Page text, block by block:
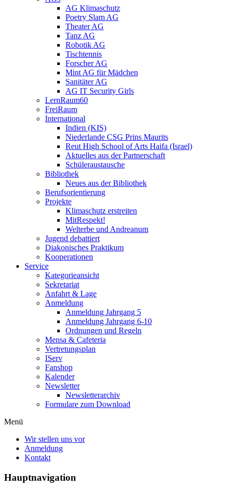
AG Klimaschutz
Poetry Slam AG
Theater AG
Tanz AG
Robotik AG
Tischtennis
Forscher AG
Mint AG für Mädchen
Sanitäter AG
AG IT Security Girls
LernRaum60
FreiRaum
International
Indien (KIS)
Niederlande CSG Prins Maurits
Reut High School of Arts Haifa (Israel)
Aktuelles aus der Partnerschaft
Schüleraustausche
Bibliothek
Neues aus der Bibliothek
Berufsorientierung
Projekte
Klimaschutz erstreiten
MitRespekt!
Welterbe und Andreanum
Jugend debattiert
Diakonisches Praktikum
Kooperationen
Service
Kategorieansicht
Sekretariat
Anfahrt & Lage
Anmeldung
Anmeldung Jahrgang 5
Anmeldung Jahrgang 6-10
Ordnungen und Regeln
Mensa & Cafeteria
Vertretungsplan
IServ
Fanshop
Kalender
Newsletter
Newsletterarchiv
Formulare zum Download
Menü
Wir stellen uns vor
Anmeldung
Kontakt
Hauptnavigation